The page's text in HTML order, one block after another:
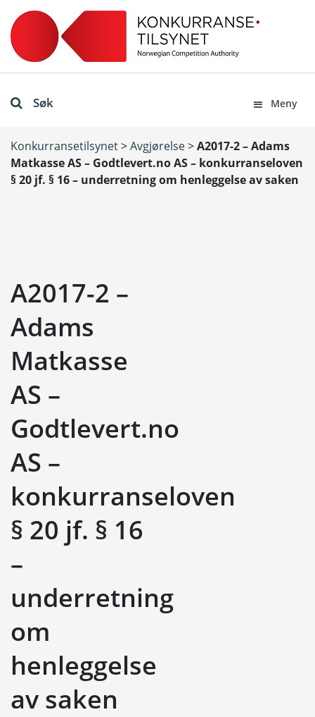
Søk Meny
Konkurransetilsynet>Avgjørelse>A2017-2 – Adams
Matkasse AS – Godtlevert.no AS – konkurranseloven
§ 20 jf. § 16 – underretning om henleggelse av saken
A2017-2 –
Adams
Matkasse
AS –
Godtlevert.no
AS –
konkurranseloven
§ 20 jf. § 16
–
underretning
om
henleggelse
av saken